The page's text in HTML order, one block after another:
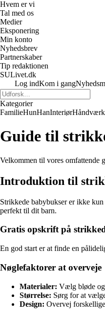
Hvem er vi
Tal med os
Medier
Eksponering
Min konto
Nyhedsbrev
Partnerskaber
Tip redaktionen
SULivet.dk
Log indKom i gang
Kategorier
FamilieHunHanInteriørHåndværk
Guide til
Velkommen til vores omfattende
Introduktion til
Strikkede babybukser er ikke
perfekt til dit barn.
Gratis opskrift på
En god start er at finde en
Nøglefaktorer at overveje
Materialer: Vælg bløde og
Størrelse: Sørg for at
Design: Overvej